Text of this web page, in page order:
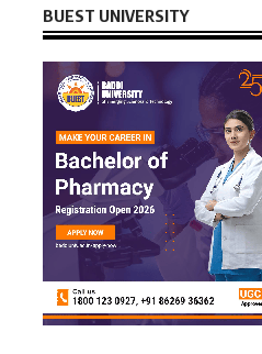
BUEST UNIVERSITY